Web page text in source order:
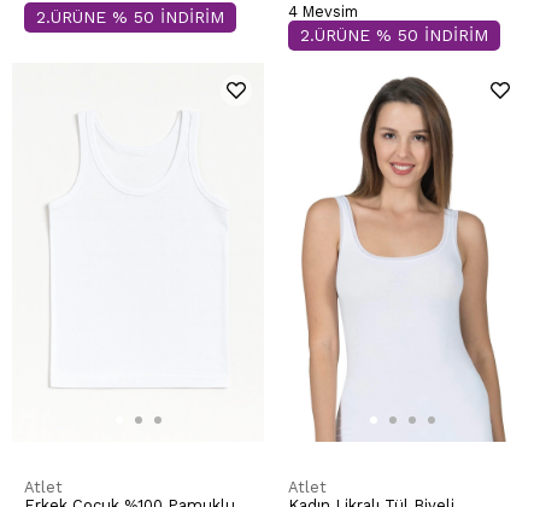
2.ÜRÜNE % 50 İNDİRİM
4 Mevsim
2.ÜRÜNE % 50 İNDİRİM
Atlet
Atlet